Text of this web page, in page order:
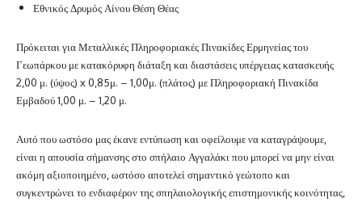
Εθνικός Δρυμός Αίνου Θέση Θέας
Πρόκειται για Μεταλλικές Πληροφοριακές Πινακίδες Ερμηνείας του
Γεωπάρκου με κατακόρυφη διάταξη και διαστάσεις υπέργειας κατασκευής
2,00 μ. (ύψος) x 0,85μ. – 1,00μ. (πλάτος) με Πληροφοριακή Πινακίδα
Εμβαδού 1,00 μ. – 1,20 μ.
Αυτό που ωστόσο μας έκανε εντύπωση και οφείλουμε να καταγράψουμε,
είναι η απουσία σήμανσης στο σπήλαιο Αγγαλάκι που μπορεί να μην είναι
ακόμη αξιοποιημένο, ωστόσο αποτελεί σημαντικό γεώτοπο και
συγκεντρώνει το ενδιαφέρον της σπηλαιολογικής επιστημονικής κοινότητας,